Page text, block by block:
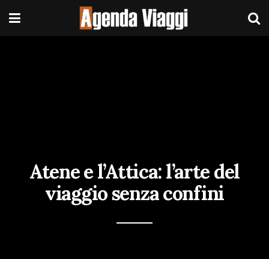
Atene e l’Attica: l’arte del
viaggio senza confini